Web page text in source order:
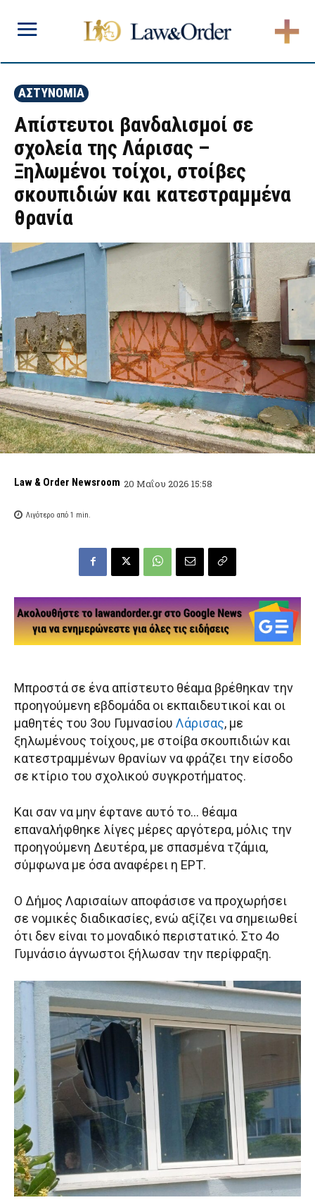
ΑΣΤΥΝΟΜΙΑ
Απίστευτοι βανδαλισμοί σε
σχολεία της Λάρισας –
Ξηλωμένοι τοίχοι, στοίβες
σκουπιδιών και κατεστραμμένα
θρανία
Law & Order Newsroom 20 Μαΐου 2026 15:58
Λιγότερο από 1 min.
Μπροστά σε ένα απίστευτο θέαμα βρέθηκαν την
προηγούμενη εβδομάδα οι εκπαιδευτικοί και οι
μαθητές του 3ου Γυμνασίου Λάρισας, με
ξηλωμένους τοίχους, με στοίβα σκουπιδιών και
κατεστραμμένων θρανίων να φράζει την είσοδο
σε κτίριο του σχολικού συγκροτήματος.
Και σαν να μην έφτανε αυτό το… θέαμα
επαναλήφθηκε λίγες μέρες αργότερα, μόλις την
προηγούμενη Δευτέρα, με σπασμένα τζάμια,
σύμφωνα με όσα αναφέρει η ΕΡΤ.
Ο Δήμος Λαρισαίων αποφάσισε να προχωρήσει
σε νομικές διαδικασίες, ενώ αξίζει να σημειωθεί
ότι δεν είναι το μοναδικό περιστατικό. Στο 4ο
Γυμνάσιο άγνωστοι ξήλωσαν την περίφραξη.